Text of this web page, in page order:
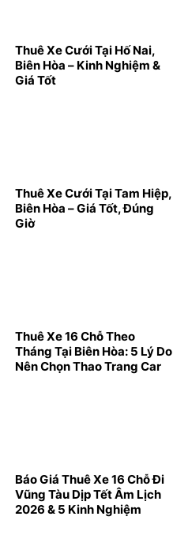
Thuê Xe Cưới Tại Hố Nai,
Biên Hòa – Kinh Nghiệm &
Giá Tốt
Thuê Xe Cưới Tại Tam Hiệp,
Biên Hòa – Giá Tốt, Đúng
Giờ
Thuê Xe 16 Chỗ Theo
Tháng Tại Biên Hòa: 5 Lý Do
Nên Chọn Thao Trang Car
Báo Giá Thuê Xe 16 Chỗ Đi
Vũng Tàu Dịp Tết Âm Lịch
2026 & 5 Kinh Nghiệm